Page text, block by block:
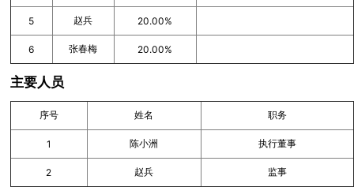
5 赵兵 20.00%
6 张春梅 20.00%
主要人员
序号 姓名 职务
1 陈小洲 执行董事
2 赵兵 监事